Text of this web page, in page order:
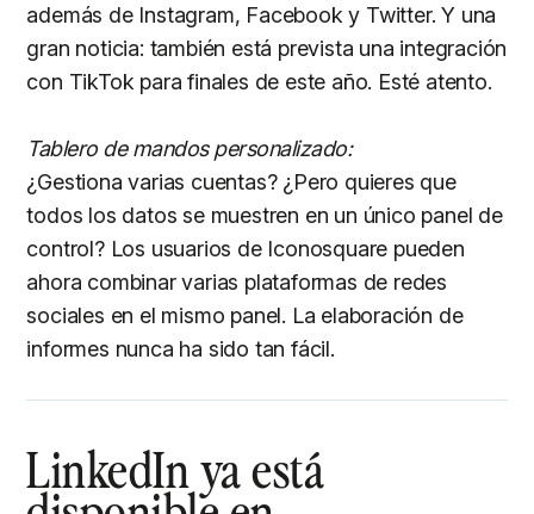
además de Instagram, Facebook y Twitter. Y una
gran noticia: también está prevista una integración
con TikTok para finales de este año. Esté atento.
Tablero de mandos personalizado:
¿Gestiona varias cuentas? ¿Pero quieres que
todos los datos se muestren en un único panel de
control? Los usuarios de Iconosquare pueden
ahora combinar varias plataformas de redes
sociales en el mismo panel. La elaboración de
informes nunca ha sido tan fácil.
LinkedIn ya está